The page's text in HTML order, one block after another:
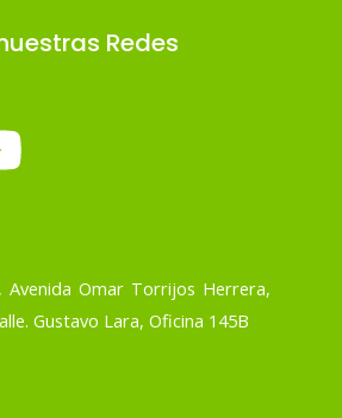
Redes
Avenida Omar Torrijos Herrera,
Gustavo Lara, Oficina 145B